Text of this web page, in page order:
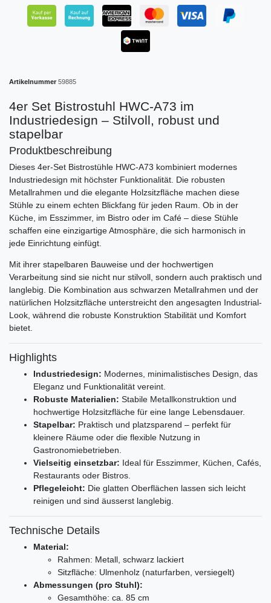
Artikelnummer 59885
4er Set Bistrostuhl HWC-A73 im
Industriedesign – Stilvoll, robust und
stapelbar
Produktbeschreibung
Dieses 4er-Set Bistrostühle HWC-A73 kombiniert modernes
Industriedesign mit höchster Funktionalität. Die robusten
Metallrahmen und die elegante Holzsitzfläche machen diese
Stühle zu einem echten Blickfang für jeden Raum. Ob in der
Küche, im Esszimmer, im Bistro oder im Café – diese Stühle
schaffen eine einzigartige Atmosphäre, die sich harmonisch in
jede Einrichtung einfügt.
Mit ihrer stapelbaren Bauweise und der hochwertigen
Verarbeitung sind sie nicht nur stilvoll, sondern auch praktisch und
langlebig. Die Kombination aus schwarzen Metallrahmen und der
natürlichen Holzsitzfläche unterstreicht den angesagten Industrial-
Look, während die robuste Konstruktion Stabilität und Komfort
bietet.
Highlights
Industriedesign: Modernes, minimalistisches Design, das
Eleganz und Funktionalität vereint.
Robuste Materialien: Stabile Metallkonstruktion und
hochwertige Holzsitzfläche für eine lange Lebensdauer.
Stapelbar: Praktisch und platzsparend – perfekt für
kleinere Räume oder die flexible Nutzung in
Gastronomiebetrieben.
Vielseitig einsetzbar: Ideal für Esszimmer, Küchen, Cafés,
Restaurants oder Bistros.
Pflegeleicht: Die glatten Oberflächen lassen sich leicht
reinigen und sind äusserst langlebig.
Technische Details
Material:
Rahmen: Metall, schwarz lackiert
Sitzfläche: Ulmenholz (naturfarben, versiegelt)
Abmessungen (pro Stuhl):
Gesamthöhe: ca. 85 cm